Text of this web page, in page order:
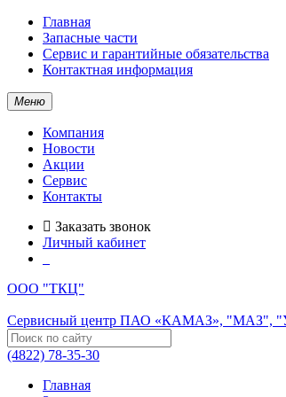
Главная
Запасные части
Сервис и гарантийные обязательства
Контактная информация
Меню
Компания
Новости
Акции
Сервис
Контакты
Заказать звонок
Личный кабинет
ООО "ТКЦ"
Сервисный центр ПАО «КАМАЗ», "МАЗ",
(4822) 78-35-30
Главная